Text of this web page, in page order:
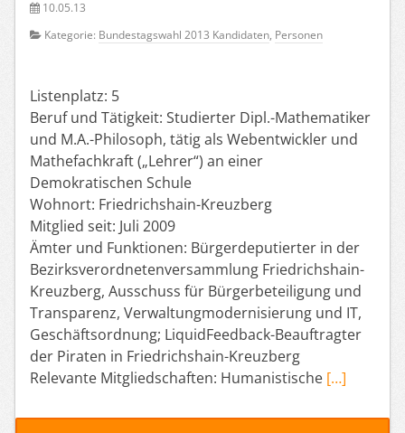
10.05.13
Kategorie: Bundestagswahl 2013 Kandidaten, Personen
Listenplatz: 5
Beruf und Tätigkeit: Studierter Dipl.-Mathematiker
und M.A.-Philosoph, tätig als Webentwickler und
Mathefachkraft („Lehrer“) an einer
Demokratischen Schule
Wohnort: Friedrichshain-Kreuzberg
Mitglied seit: Juli 2009
Ämter und Funktionen: Bürgerdeputierter in der
Bezirksverordnetenversammlung Friedrichshain-
Kreuzberg, Ausschuss für Bürgerbeteiligung und
Transparenz, Verwaltungmodernisierung und IT,
Geschäftsordnung; LiquidFeedback-Beauftragter
der Piraten in Friedrichshain-Kreuzberg
Relevante Mitgliedschaften: Humanistische […]